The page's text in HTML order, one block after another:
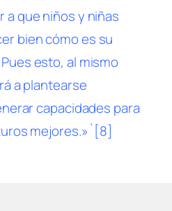
a que niños y niñas
bien cómo es su
esto, al mismo
a plantearse
capacidades para
mejores.»`[8]